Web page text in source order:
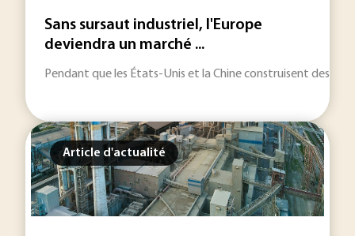
Sans sursaut industriel, l'Europe
deviendra un marché ...
Pendant que les États-Unis et la Chine construisent des
Article d'actualité